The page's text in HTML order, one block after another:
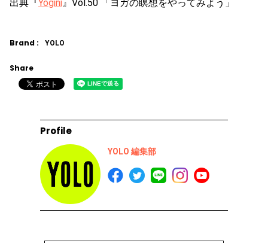
出典『 Yogini』Vol.50 「ヨガの瞑想をやってみよう」
Brand : YOLO
Share
Profile
YOLO 編集部